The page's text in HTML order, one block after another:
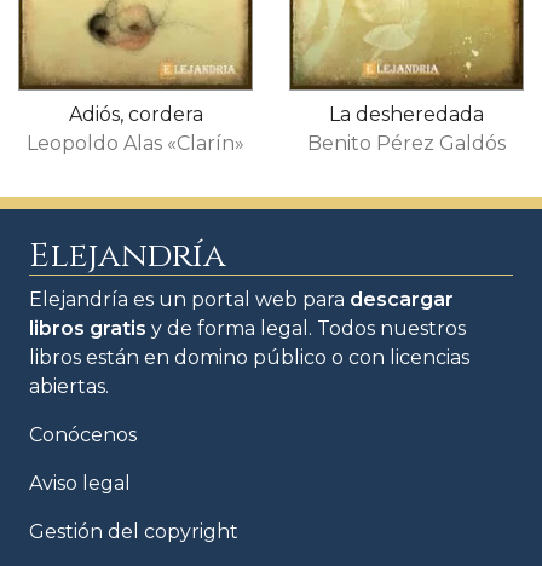
Adiós, cordera
Leopoldo Alas «Clarín»
La desheredada
Benito Pérez Galdós
Elejandría
Elejandría es un portal web para descargar
libros gratis y de forma legal. Todos nuestros
libros están en domino público o con licencias
abiertas.
Conócenos
Aviso legal
Gestión del copyright